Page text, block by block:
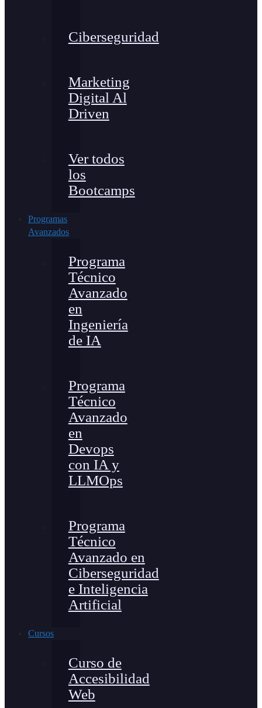
Ciberseguridad
Marketing
Digital Al
Driven
Ver todos
los
Bootcamps
Programas
Avanzados
Programa
Técnico
Avanzado
en
Ingeniería
de IA
Programa
Técnico
Avanzado
en
Devops
con IA y
LLMOps
Programa
Técnico
Avanzado en
Ciberseguridad
e Inteligencia
Artificial
Cursos
Curso de
Accesibilidad
Web